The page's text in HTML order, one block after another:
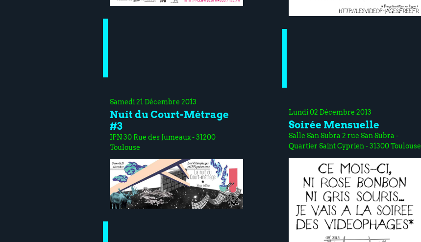
Samedi 21 Décembre 2013
Nuit du Court-Métrage
#3
IPN 30 Rue des Jumeaux - 31200
Toulouse
Lundi 02 Décembre 2013
Soirée Mensuelle
Salle San Subra 2 rue San Subra -
Quartier Saint Cyprien - 31300 Toulouse